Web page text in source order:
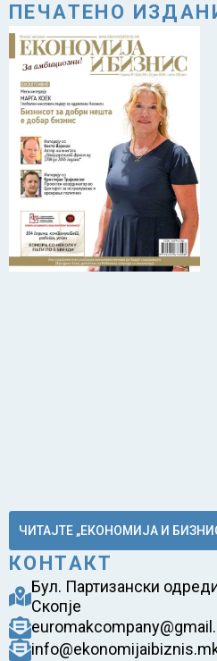
ПЕЧАТЕНО
ЧИТАЈТЕ „ЕКОНОМИЈА И
КОНТАКТ
Бул. Партизански
Скопје